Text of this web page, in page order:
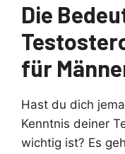
Die
für
Hast du dich
Kenntnis deiner
wichtig ist? Es